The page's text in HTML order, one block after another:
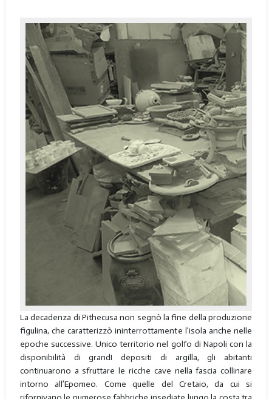
La decadenza di Pithecusa non segnò la fine della produzione
figulina, che caratterizzò ininterrottamente l’isola anche nelle
epoche successive. Unico territorio nel golfo di Napoli con la
disponibilità di grandI depositi di argilla, gli abitanti
continuarono a sfruttare le ricche cave nella fascia collinare
intorno all’Epomeo. Come quelle del Cretaio, da cui si